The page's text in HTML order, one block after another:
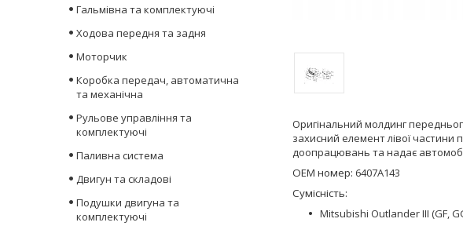
Оригінальний молдинг
захисний елемент лівої
доопрацювань та надає
OEM номер: 6407A143
Сумісність:
Mitsubishi Outlander III (GF,
Гальмівна та комплектуючі
Ходова передня та задня
Моторчик
Коробка передач, автоматична
та механічна
Рульове управління та
комплектуючі
Паливна система
Двигун та складові
Подушки двигуна та
комплектуючі